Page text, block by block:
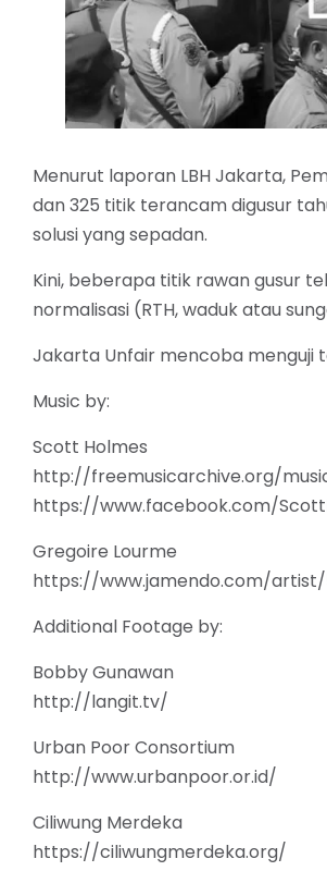
Menurut laporan LBH Jakarta,
dan 325 titik terancam digusur
solusi yang sepadan.
Kini, beberapa titik rawan gusur
normalisasi (RTH, waduk atau
Jakarta Unfair mencoba menguji
Music by:
Scott Holmes
http://freemusicarchive.org/
https://www.facebook.com/
Gregoire Lourme
https://www.jamendo.com/
Additional Footage by:
Bobby Gunawan
http://langit.tv/
Urban Poor Consortium
http://www.urbanpoor.or.id/
Ciliwung Merdeka
https://ciliwungmerdeka.org/